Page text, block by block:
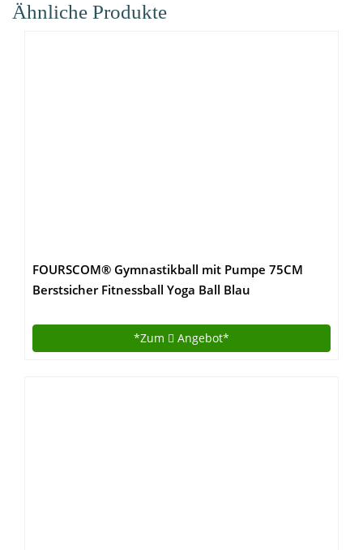
Ähnliche Produkte
FOURSCOM® Gymnastikball mit Pumpe 75CM
Berstsicher Fitnessball Yoga Ball Blau
*Zum Angebot*